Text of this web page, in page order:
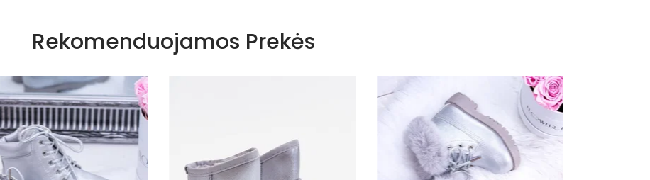
Suvarstomi
Tekstilė
1,5 cm
Ne
Rekomenduojamos Prekės